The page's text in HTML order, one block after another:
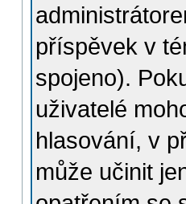
příspěvek v
spojeno).
uživatelé
hlasování, v
může učinit